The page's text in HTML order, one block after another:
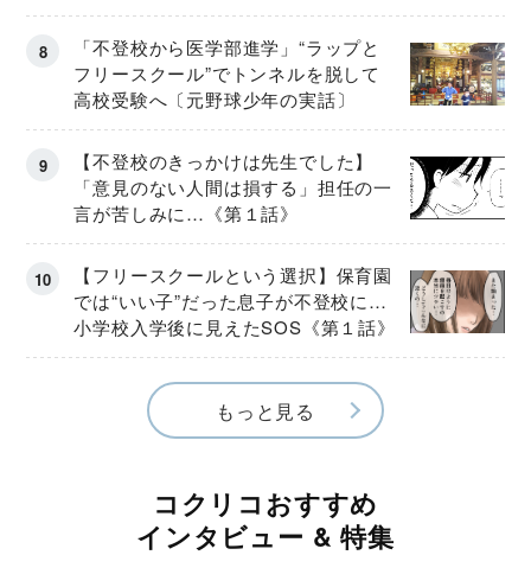
「不登校から医学部進学」“ラップと
フリースクール”でトンネルを脱して
高校受験へ〔元野球少年の実話〕
【不登校のきっかけは先生でした】
「意見のない人間は損する」担任の一
言が苦しみに…《第１話》
【フリースクールという選択】保育園
では“いい子”だった息子が不登校に…
小学校入学後に見えたSOS《第１話》
もっと見る
コクリコおすすめ
インタビュー & 特集